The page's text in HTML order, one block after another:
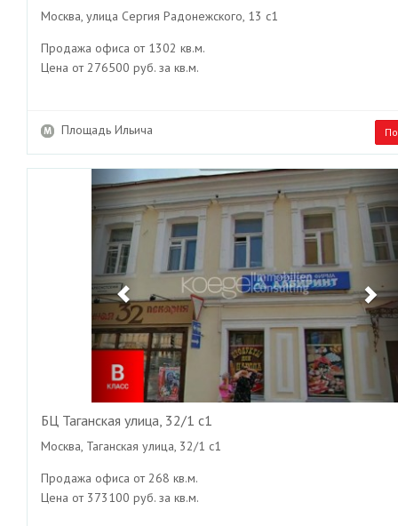
Москва, улица Сергия Радонежского, 13 с1
Продажа офиса от 1302 кв.м.
Цена от 276500 руб. за кв.м.
Площадь Ильича
Previous
БЦ Таганская улица, 32/1 с1
Москва, Таганская улица, 32/1 с1
Продажа офиса от 268 кв.м.
Цена от 373100 руб. за кв.м.